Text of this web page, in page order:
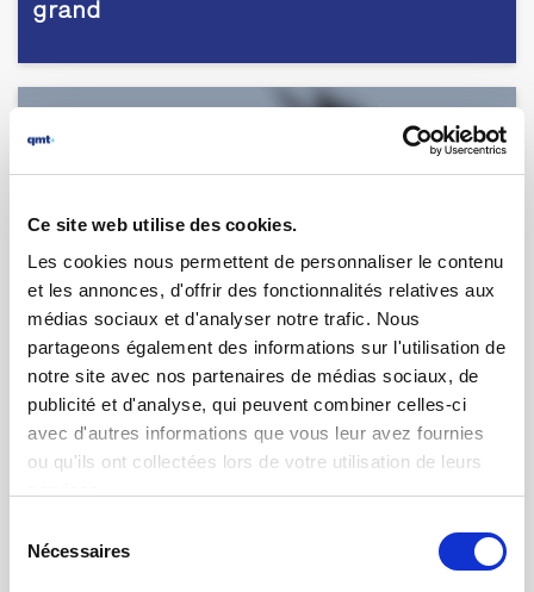
Ce site web utilise des cookies.
Les cookies nous permettent de personnaliser le contenu
et les annonces, d'offrir des fonctionnalités relatives aux
médias sociaux et d'analyser notre trafic. Nous
partageons également des informations sur l'utilisation de
notre site avec nos partenaires de médias sociaux, de
publicité et d'analyse, qui peuvent combiner celles-ci
avec d'autres informations que vous leur avez fournies
ou qu'ils ont collectées lors de votre utilisation de leurs
Nécessaires
grand
20.02.2025 | parGuillaume Martin
La mesure des profondeurs de
pénétration de tourbillons